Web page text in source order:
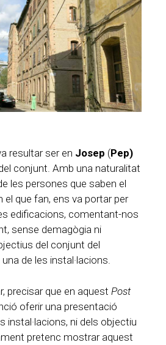
resultar ser en Josep (Pep)
conjunt. Amb una naturalitat
les persones que saben el
el que fan, ens va portar per
edificacions, comentant-nos
sense demagògia ni
del conjunt del
de les instal·lacions.
precisar que en aquest Post
oferir una presentació
instal·lacions, ni dels objectiu
pretenc mostrar aquest